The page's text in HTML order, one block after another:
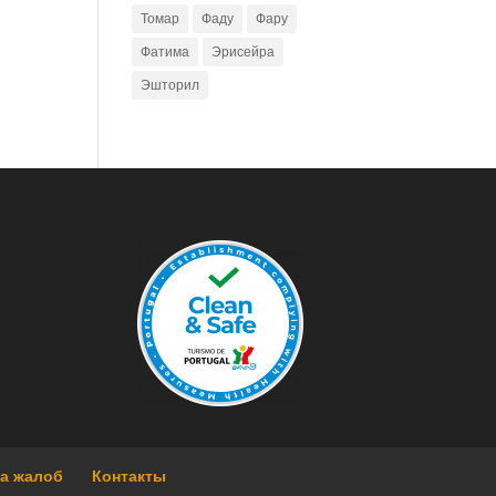
Томар
Фаду
Фару
Фатима
Эрисейра
Эшторил
жалоб Контакты